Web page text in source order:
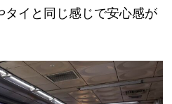
タイと同じ感じで安心感が